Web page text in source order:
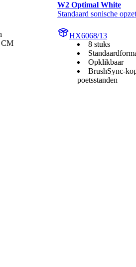
CM
W2 Optimal White
Standaard sonische
HX6068/13
8 stuks
Opklikbaar
BrushSync-
poetsstanden